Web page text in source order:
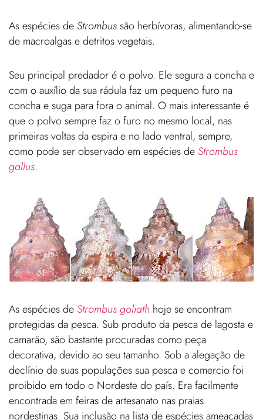
As espécies de Strombussão herbívoras, alimentando-se
de macroalgas e detritos vegetais.
Seu principal predador é o polvo. Ele segura a concha e
com o auxílio da sua rádula faz um pequeno furo na
concha e suga para fora o animal. O mais interessante é
que o polvo sempre faz o furo no mesmo local, nas
primeiras voltas da espira e no lado ventral, sempre,
como pode ser observado em espécies de Strombus
gallus.
As espécies de Strombus goliath hoje se encontram
protegidas da pesca. Sub produto da pesca de lagosta e
camarão, são bastante procuradas como peça
decorativa, devido ao seu tamanho. Sob a alegação de
declínio de suas populações sua pesca e comercio foi
proibido em todo o Nordeste do país. Era facilmente
encontrada em feiras de artesanato nas praias
nordestinas. Sua inclusão na lista de espécies ameaçadas